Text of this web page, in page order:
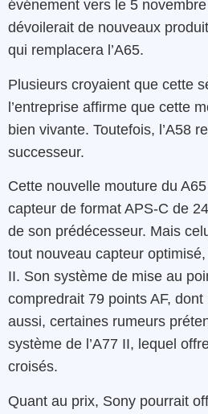
événement vers le 5
dévoilerait de nouveaux
qui remplacera l’A65.
Plusieurs croyaient que cette
l’entreprise affirme que cette
bien vivante. Toutefois, l’A58
successeur.
Cette nouvelle mouture du
capteur de format APS-C de
de son prédécesseur. Mais
tout nouveau capteur
II. Son système de mise au
compredrait 79 points AF,
aussi, certaines rumeurs
système de l’A77 II, lequel
croisés.
Quant au prix, Sony pourrait